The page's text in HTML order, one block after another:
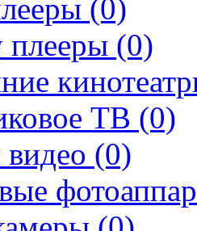
(0)
плееры (0)
ТВ (0)
(0)